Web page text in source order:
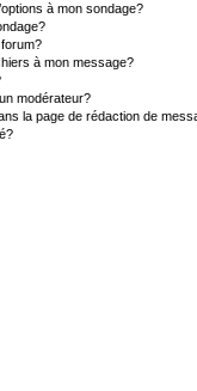
à mon sondage?
à mon message?
modérateur?
la page de rédaction de